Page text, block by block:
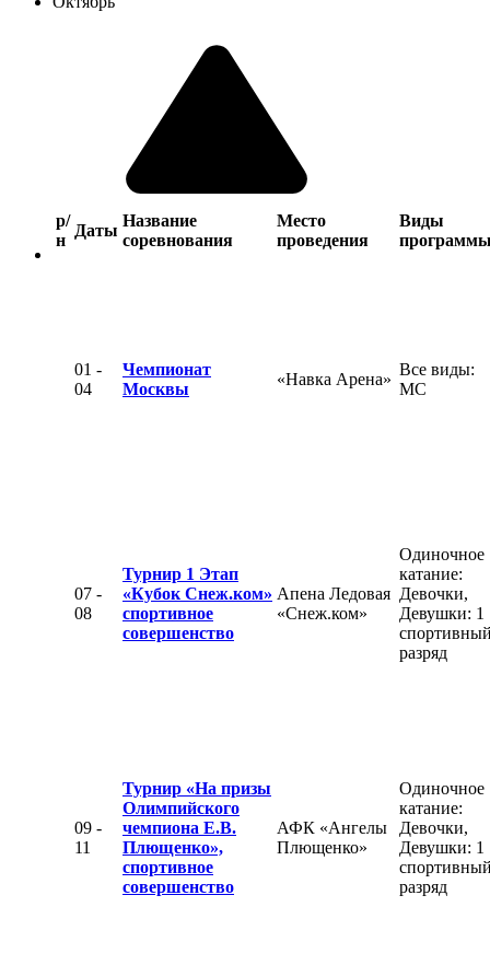
р/
н
Даты
Название
соревнования
Место
проведения
Виды
01 -
04
Чемпионат
Москвы
«Навка Арена»
Все виды:
МС
07 -
08
Турнир 1 Этап
«Кубок Снеж.ком»
спортивное
совершенство
Апена Ледовая
«Снеж.ком»
Одиночное
катание:
Девочки,
Девушки: 1
разряд
09 -
11
Турнир «На призы
Олимпийского
чемпиона Е.В.
Плющенко»,
спортивное
совершенство
АФК «Ангелы
Плющенко»
Одиночное
катание:
Девочки,
Девушки: 1
разряд